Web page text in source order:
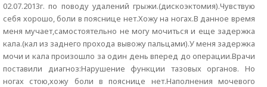
02.07.2013г. по поводу удалений грыжи.(дискоэктомия).Чувствую
себя хорошо, боли в пояснице нет.Хожу на ногах.В данное время
меня мучает,самостоятельно не могу мочиться и еще задержка
кала.(кал из заднего прохода вывожу пальцами).У меня задержка
мочи и кала произошло за один день вперед до операции.Врачи
поставили диагноз:Нарушение функции тазовых органов. Но
ногах стою,хожу боли в пояснице нет.Наполнения мочевого